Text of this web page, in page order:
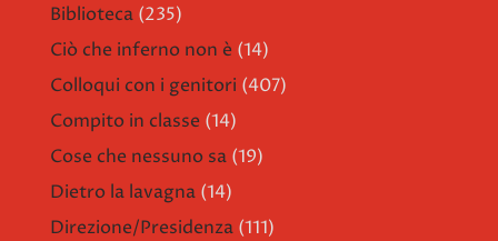
Biblioteca (235)
Ciò che inferno non è (14)
Colloqui con i genitori (407)
Compito in classe (14)
Cose che nessuno sa (19)
Dietro la lavagna (14)
Direzione/Presidenza (111)